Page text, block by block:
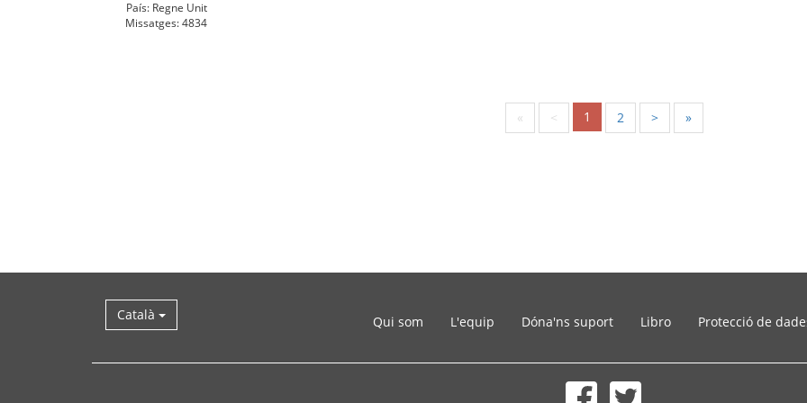
País: Regne Unit
Missatges: 4834
« < 1 2 > »
Català Qui som L'equip Dóna'ns suport Libro Protecció de